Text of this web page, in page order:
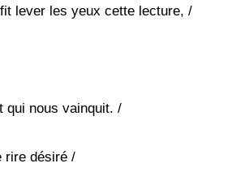
lever les yeux cette lecture, /
qui nous vainquit. /
rire désiré /